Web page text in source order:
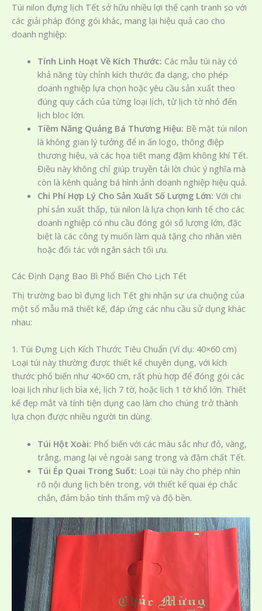
Túi nilon đựng lịch Tết sở hữu nhiều lợi thế cạnh tranh so với
các giải pháp đóng gói khác, mang lại hiệu quả cao cho
doanh nghiệp:
Tính Linh Hoạt Về Kích Thước: Các mẫu túi này có
khả năng tùy chỉnh kích thước đa dạng, cho phép
doanh nghiệp lựa chọn hoặc yêu cầu sản xuất theo
đúng quy cách của từng loại lịch, từ lịch tờ nhỏ đến
lịch bloc lớn.
Tiềm Năng Quảng Bá Thương Hiệu: Bề mặt túi nilon
là không gian lý tưởng để in ấn logo, thông điệp
thương hiệu, và các họa tiết mang đậm không khí Tết.
Điều này không chỉ giúp truyền tải lời chúc ý nghĩa mà
còn là kênh quảng bá hình ảnh doanh nghiệp hiệu quả.
Chi Phí Hợp Lý Cho Sản Xuất Số Lượng Lớn: Với chi
phí sản xuất thấp, túi nilon là lựa chọn kinh tế cho các
doanh nghiệp có nhu cầu đóng gói số lượng lớn, đặc
biệt là các công ty muốn làm quà tặng cho nhân viên
hoặc đối tác với ngân sách tối ưu.
Các Định Dạng Bao Bì Phổ Biến Cho Lịch Tết
Thị trường bao bì đựng lịch Tết ghi nhận sự ưa chuộng của
một số mẫu mã thiết kế, đáp ứng các nhu cầu sử dụng khác
nhau:
1. Túi Đựng Lịch Kích Thước Tiêu Chuẩn (Ví dụ: 40×60 cm)
Loại túi này thường được thiết kế chuyên dụng, với kích
thước phổ biến như 40×60 cm, rất phù hợp để đóng gói các
loại lịch như lịch bìa xé, lịch 7 tờ, hoặc lịch 1 tờ khổ lớn. Thiết
kế đẹp mắt và tính tiện dụng cao làm cho chúng trở thành
lựa chọn được nhiều người tin dùng.
Túi Hột Xoài: Phổ biến với các màu sắc như đỏ, vàng,
trắng, mang lại vẻ ngoài sang trọng và đậm chất Tết.
Túi Ép Quai Trong Suốt: Loại túi này cho phép nhìn
rõ nội dung lịch bên trong, với thiết kế quai ép chắc
chắn, đảm bảo tính thẩm mỹ và độ bền.